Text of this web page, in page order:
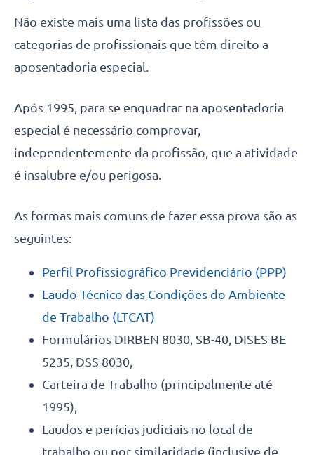
Não existe mais uma lista das profissões ou
categorias de profissionais que têm direito a
aposentadoria especial.
Após 1995, para se enquadrar na aposentadoria
especial é necessário comprovar,
independentemente da profissão, que a atividade
é insalubre e/ou perigosa.
As formas mais comuns de fazer essa prova são as
seguintes:
Perfil Profissiográfico Previdenciário (PPP)
Laudo Técnico das Condições do Ambiente
de Trabalho (LTCAT)
Formulários DIRBEN 8030, SB-40, DISES BE
5235, DSS 8030,
Carteira de Trabalho (principalmente até
1995),
Laudos e perícias judiciais no local de
trabalho ou por similaridade (inclusive de